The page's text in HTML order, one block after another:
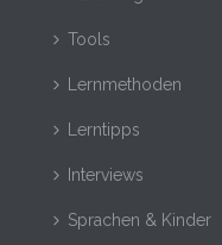
Tools
Lernmethoden
Lerntipps
Interviews
Sprachen & Kinder